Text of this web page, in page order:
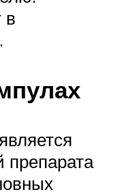
в
препарата